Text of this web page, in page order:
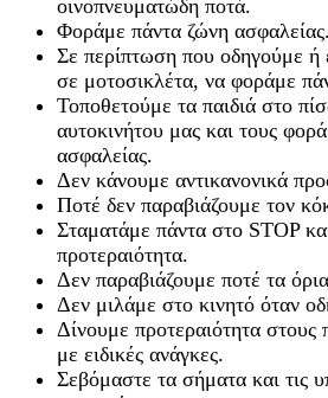
οινοπνευματώδη ποτά.
Φοράμε πάντα ζώνη ασφαλείας.
Σε περίπτωση που οδηγούμε ή
σε μοτοσικλέτα, να φοράμε
Τοποθετούμε τα παιδιά στο
αυτοκινήτου μας και τους
ασφαλείας.
Δεν κάνουμε αντικανονικά
Ποτέ δεν παραβιάζουμε τον
Σταματάμε πάντα στο STOP
προτεραιότητα.
Δεν παραβιάζουμε ποτέ τα
Δεν μιλάμε στο κινητό όταν
Δίνουμε προτεραιότητα στους
με ειδικές ανάγκες.
Σεβόμαστε τα σήματα και τις